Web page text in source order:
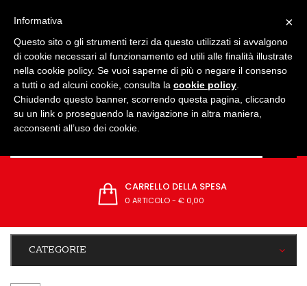
CARRELLO DELLA SPESA
0 ARTICOLO- € 0,00
CATEGORIE
×
Informativa
Questo sito o gli strumenti terzi da questo utilizzati si avvalgono
di cookie necessari al funzionamento ed utili alle finalità illustrate
nella cookie policy. Se vuoi saperne di più o negare il consenso
a tutti o ad alcuni cookie, consulta la cookie policy
Chiudendo questo banner, scorrendo questa pagina, cliccando
su un link o proseguendo la navigazione in altra maniera,
acconsenti all’uso dei cookie.